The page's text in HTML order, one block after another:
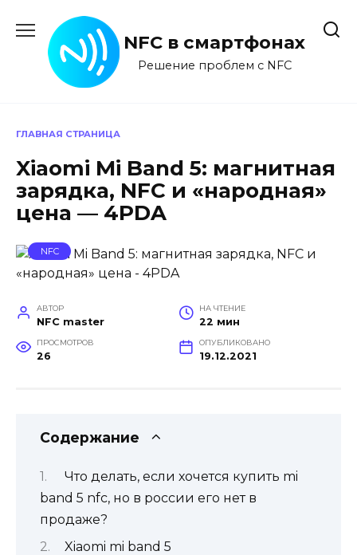
содержанию
NFC в смартфонах
Решение проблем с NFC
ГЛАВНАЯ СТРАНИЦА
Xiaomi Mi Band 5: магнитная
зарядка, NFC и «народная»
цена — 4PDA
NFC
АВТОР
NFC master
НА ЧТЕНИЕ
22 мин
ПРОСМОТРОВ
26
ОПУБЛИКОВАНО
19.12.2021
Содержание
Что делать, если хочется купить mi
band 5 nfc, но в россии его нет в
продаже?
Xiaomi mi band 5